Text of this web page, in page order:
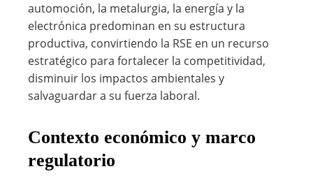
automoción, la metalurgia, la energía y la
electrónica predominan en su estructura
productiva, convirtiendo la RSE en un recurso
estratégico para fortalecer la competitividad,
disminuir los impactos ambientales y
salvaguardar a su fuerza laboral.
Contexto económico y marco
regulatorio